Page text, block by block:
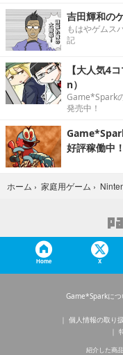
吉田輝和の
もはやゲムス
記
【大人気4
n）
Game*Spark
発売中！
好評稼働中！
ホーム › 家庭用ゲーム ›
Home X
Game*Sparkにつ
個人情報の取り
紹介した商